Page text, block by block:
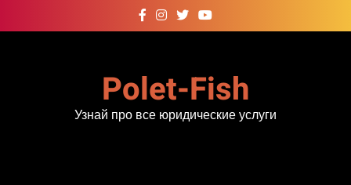
к
Polet-Fish
Узнай про все юридические услуги